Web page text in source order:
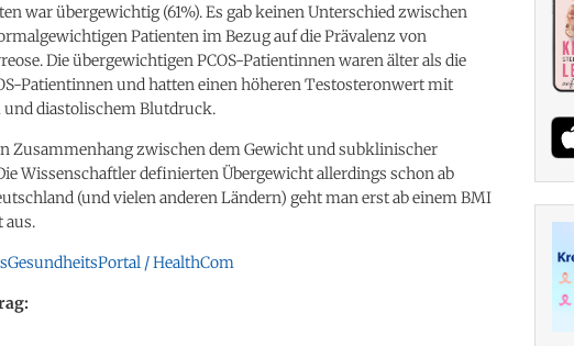
war übergewichtig (61%). Es gab keinen Unterschied zwischen
Patienten im Bezug auf die Prävalenz von
Die übergewichtigen PCOS-Patientinnen waren älter als die
Patientinnen und hatten einen höheren Testosteronwert mit
diastolischem Blutdruck.
Zusammenhang zwischen dem Gewicht und subklinischer
Wissenschaftler definierten Übergewicht allerdings schon ab
(und vielen anderen Ländern) geht man erst ab einem BMI
aus.
/ HealthCom